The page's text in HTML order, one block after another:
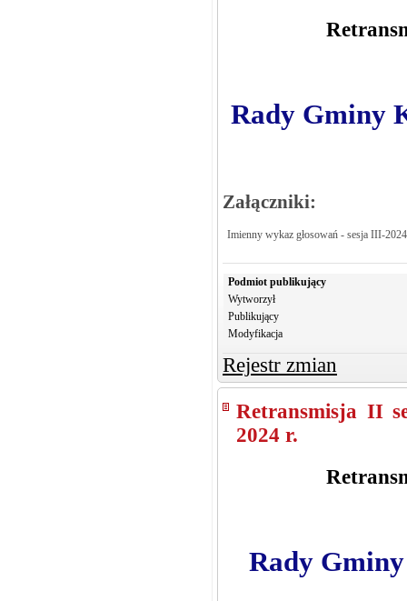
Rady Gminy
Załączniki:
Imienny wykaz głosowań - sesja III-2024
Podmiot publikujący
Wytworzył
Publikujący
Modyfikacja
Rejestr zmian
Retransmisja II
2024 r.
Rady